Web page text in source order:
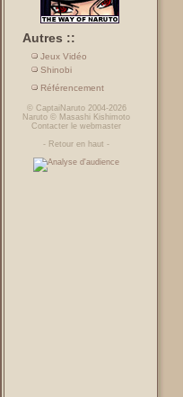
Autres ::
Jeux Vidéo
Shinobi
Référencement
© CaptaiNaruto2004-2026
Naruto © Masashi Kishimoto
Contacter le webmaster
- Retour en haut -